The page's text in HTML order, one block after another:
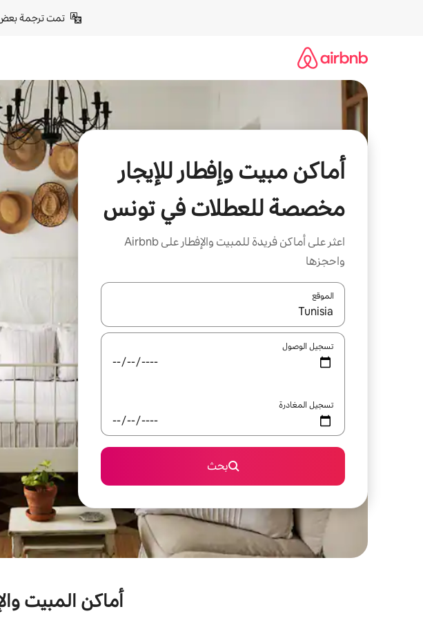
تمت ترجمة بعض
أماكن مبيت وإفطار للإيجار
مخصصة للعطلات في تونس
اعثر على أماكن فريدة للمبيت والإفطار على Airbnb
واحجزها
الموقع
عند توفر النتائج، انتقل باستخدام السهمين لأعلى ولأسفل أو استكشف عن طريق اللمس
تسجيل الوصول
تسجيل المغادرة
بحث
أماكن المبيت